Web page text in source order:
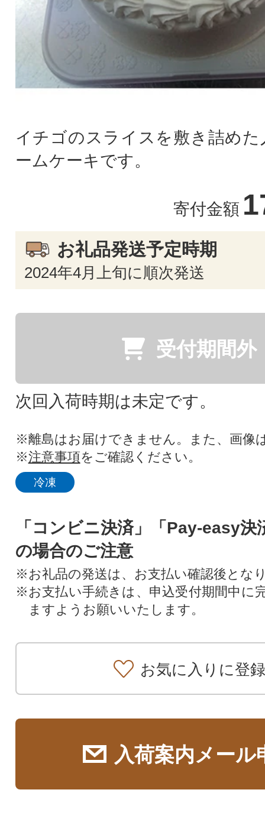
イチゴのスライスを敷き詰め
ームケーキです。
寄付金額
お礼品発送予定時期
2024年4月上旬に順次発送
受付期間外
次回入荷時期は未定です。
※離島はお届けできません。また、画像
※注意事項をご確認ください。
冷凍
「コンビニ決済」「Pay-easy決
の場合のご注意
※お礼品の発送は、お支払い確認後とな
※お支払い手続きは、申込受付期間中に
ますようお願いいたします。
お気に入りに登録
入荷案内メール